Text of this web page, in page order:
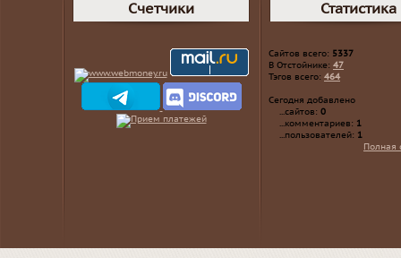
Счетчики Статистика
Сайтов всего: 5337
В Отстойнике: 47
Тэгов всего: 464
Сегодня добавлено
...сайтов: 0
...комментариев: 1
...пользователей: 1
Полная